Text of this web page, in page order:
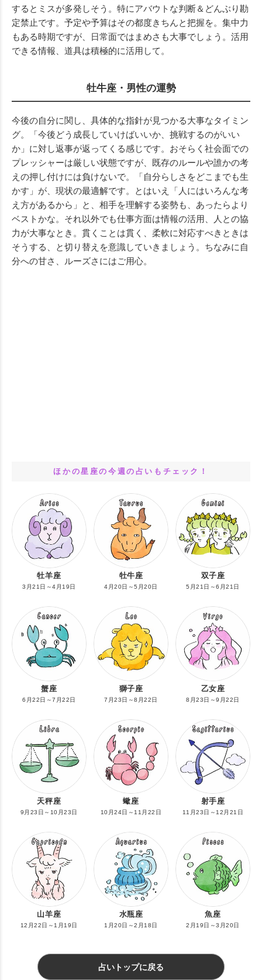
するとミスが多発しそう。特にアバウトな判断＆どんぶり勘
定禁止です。予定や予算はその都度きちんと把握を。集中力
もある時期ですが、日常面ではまめさも大事でしょう。活用
できる情報、道具は積極的に活用して。
牡牛座・男性の運勢
今後の自分に関し、具体的な指針が見つかる大事なタイミン
グ。「今後どう成長していけばいいか、挑戦するのがいい
か」に対し返事が返ってくる感じです。おそらく社会面での
プレッシャーは厳しい状態ですが、既存のルールや誰かの考
えの押し付けには負けないで。「自分らしさをどこまでも生
かす」が、現状の最適解です。とはいえ「人にはいろんな考
え方があるから」と、相手を理解する姿勢も、あったらより
ベストかな。それ以外でも仕事方面は情報の活用、人との協
力が大事なとき。貫くことは貫く、柔軟に対応すべきときは
そうする、と切り替えを意識していきましょう。ちなみに自
分への甘さ、ルーズさにはご用心。
ほかの星座の今週の占いもチェック！
牡羊座
3月21日～4月19日
牡牛座
4月20日～5月20日
双子座
5月21日～6月21日
蟹座
6月22日～7月22日
獅子座
7月23日～8月22日
乙女座
8月23日～9月22日
天秤座
9月23日～10月23日
蠍座
10月24日～11月22日
射手座
11月23日～12月21日
山羊座
12月22日～1月19日
水瓶座
1月20日～2月18日
魚座
2月19日～3月20日
占いトップに戻る